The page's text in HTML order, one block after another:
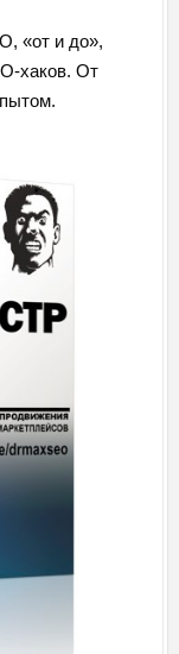
«от и до»,
хаков. От